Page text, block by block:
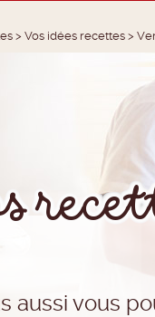
> Vos idées recettes>
aussi vous